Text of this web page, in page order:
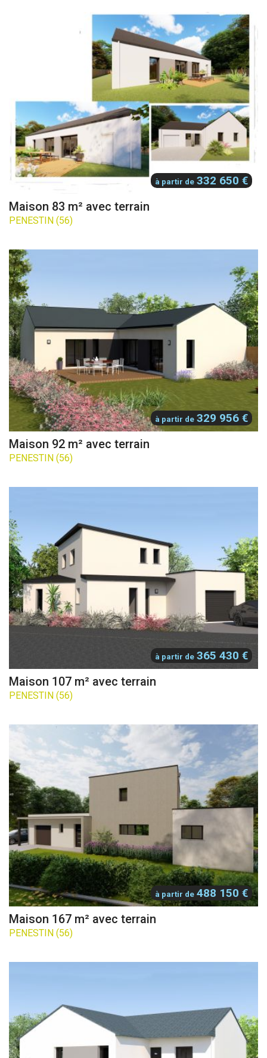
à partir de 332 650 €
Maison 83 m² avec terrain
PENESTIN (56)
à partir de 329 956 €
Maison 92 m² avec terrain
PENESTIN (56)
à partir de 365 430 €
Maison 107 m² avec terrain
PENESTIN (56)
à partir de 488 150 €
Maison 167 m² avec terrain
PENESTIN (56)